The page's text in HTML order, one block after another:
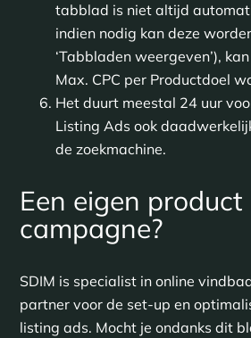
tabblad is niet altijd
indien nodig kan deze
‘Tabbladen weergeven’),
Max. CPC per Productdoel
Het duurt meestal 24 uur
Listing Ads ook
de zoekmachine.
Een eigen
campagne?
SDIM is specialist in online
partner voor de set-up en
listing ads. Mocht je ondanks dit